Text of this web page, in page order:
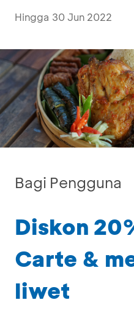
Hingga 30 Jun 2022
Bagi Pengguna
Diskon
Carte &
liwet